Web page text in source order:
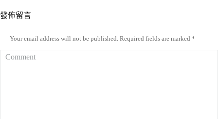
發佈留言
Your email address will not be published. Required fields are marked *
Comment